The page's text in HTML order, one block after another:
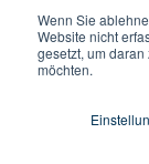
Wenn Sie
Website nicht
gesetzt, um
möchten.